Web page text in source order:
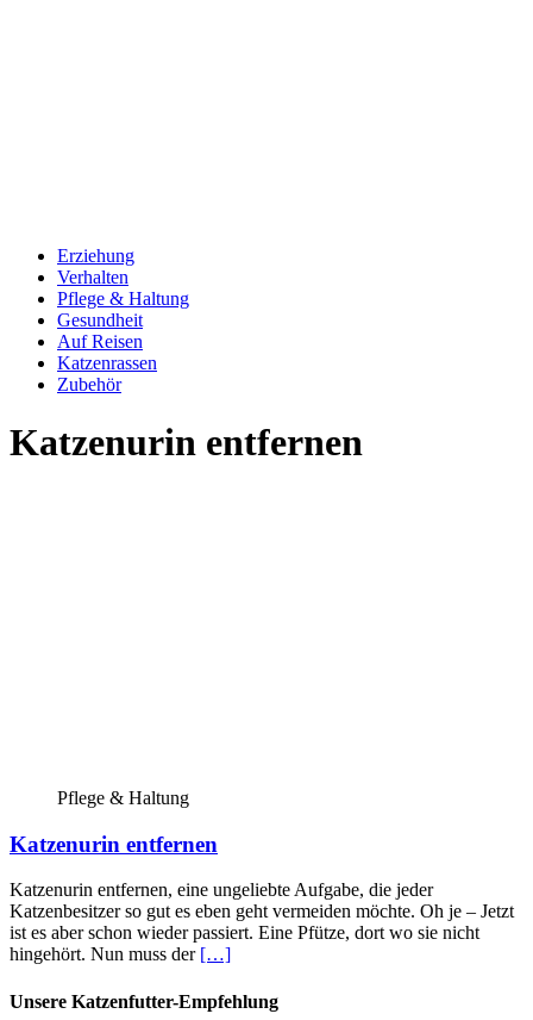
Erziehung
Verhalten
Pflege & Haltung
Gesundheit
Auf Reisen
Katzenrassen
Zubehör
Katzenurin entfernen
Pflege & Haltung
Katzenurin entfernen
Katzenurin entfernen, eine ungeliebte Aufgabe, die jeder
Katzenbesitzer so gut es eben geht vermeiden möchte. Oh je – Jetzt
ist es aber schon wieder passiert. Eine Pfütze, dort wo sie nicht
hingehört. Nun muss der […]
Unsere Katzenfutter-Empfehlung